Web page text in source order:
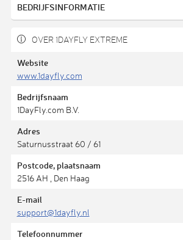
BEDRIJFSINFORMATIE
OVER 1DAYFLY EXTREME
Website
www.1dayfly.com
Bedrijfsnaam
1DayFly.com B.V.
Adres
Saturnusstraat 60 / 61
Postcode, plaatsnaam
2516 AH , Den Haag
E-mail
support@1dayfly.nl
Telefoonnummer